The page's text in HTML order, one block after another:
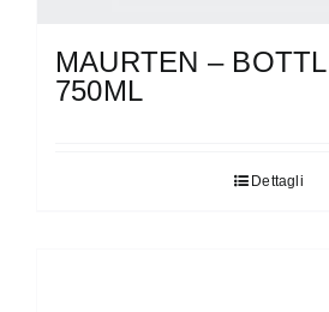
MAURTEN –
750ML
Dettagli